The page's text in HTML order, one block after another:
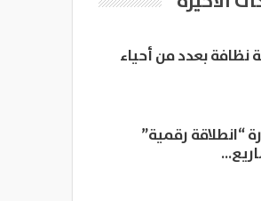
بعدد من أحياء
“انطلاقة رقمية”